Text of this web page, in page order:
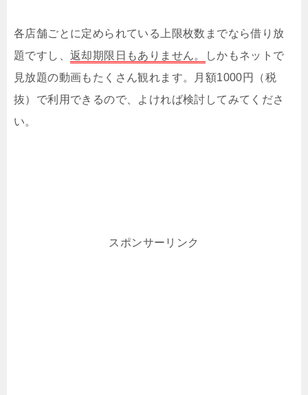
各店舗ごとに定められている上限枚数までなら借り放
題ですし、 返却期限日もありません。
しかもネットで
見放題の動画もたくさん観れます。月額1000円（税
抜）で利用できるので、よければ検討してみてくださ
い。
スポンサーリンク